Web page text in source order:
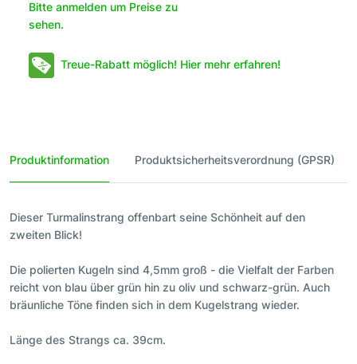
Bitte anmelden um Preise zu
sehen.
Treue-Rabatt möglich! Hier mehr erfahren!
Produktinformation Produktsicherheitsverordnung (GPSR)
Dieser Turmalinstrang offenbart seine Schönheit auf den
zweiten Blick!
Die polierten Kugeln sind 4,5mm groß - die Vielfalt der Farben
reicht von blau über grün hin zu oliv und schwarz-grün. Auch
bräunliche Töne finden sich in dem Kugelstrang wieder.
Länge des Strangs ca. 39cm.